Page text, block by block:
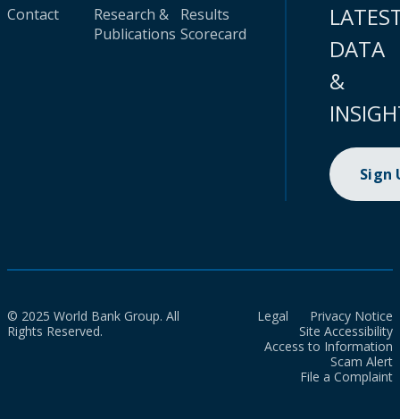
Contact
Research &
Publications
Results
Scorecard
DATA
&
Sign
© 2025 World Bank Group. All
Rights Reserved.
Legal
Privacy Notice
Site Accessibility
Access to Information
Scam Alert
File a Complaint